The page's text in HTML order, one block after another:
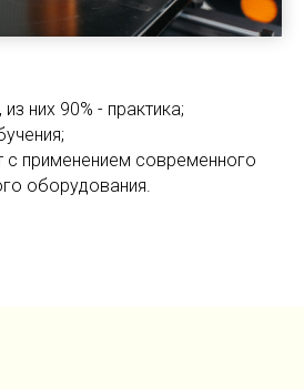
них 90% - практика;
с применением современного
оборудования.